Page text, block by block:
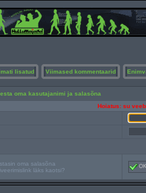
lisatud Viimased kommentaarid
oma kasutajanimi ja salasõna
Hoiatus: su
oma salasõna
läks kaotsi?
OK